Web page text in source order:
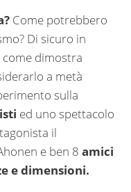
Come potrebbero
Di sicuro in
dimostra
a metà
sulla
ed uno spettacolo
il
e ben 8 amici
e dimensioni.